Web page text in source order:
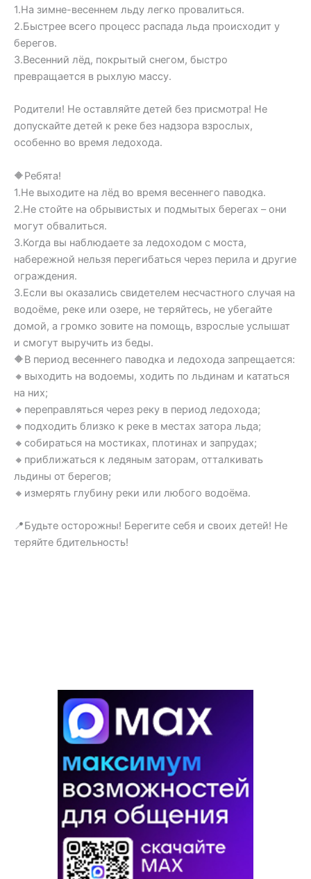
1.На зимне-весеннем льду легко провалиться.
2.Быстрее всего процесс распада льда происходит у
берегов.
3.Весенний лёд, покрытый снегом, быстро
превращается в рыхлую массу.
Родители! Не оставляйте детей без присмотра! Не
допускайте детей к реке без надзора взрослых,
особенно во время ледохода.
🔶Ребята!
1.Не выходите на лёд во время весеннего паводка.
2.Не стойте на обрывистых и подмытых берегах – они
могут обвалиться.
3.Когда вы наблюдаете за ледоходом с моста,
набережной нельзя перегибаться через перила и другие
ограждения.
3.Если вы оказались свидетелем несчастного случая на
водоёме, реке или озере, не теряйтесь, не убегайте
домой, а громко зовите на помощь, взрослые услышат
и смогут выручить из беды.
🔶В период весеннего паводка и ледохода запрещается:
🔸выходить на водоемы, ходить по льдинам и кататься
на них;
🔸переправляться через реку в период ледохода;
🔸подходить близко к реке в местах затора льда;
🔸собираться на мостиках, плотинах и запрудах;
🔸приближаться к ледяным заторам, отталкивать
льдины от берегов;
🔸измерять глубину реки или любого водоёма.
📍Будьте осторожны! Берегите себя и своих детей! Не
теряйте бдительность!